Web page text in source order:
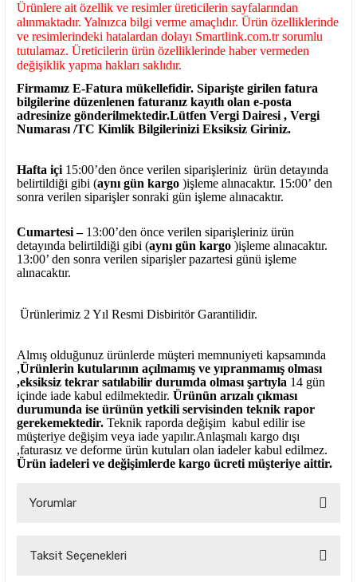
Ürünlere ait özellik ve resimler üreticilerin sayfalarından
alınmaktadır. Yalnızca bilgi verme amaçlıdır. Ürün özelliklerinde
ve resimlerindeki hatalardan dolayı Smartlink.com.tr sorumlu
tutulamaz. Üreticilerin ürün özelliklerinde haber vermeden
değişiklik yapma hakları saklıdır.
Firmamız E-Fatura mükellefidir. Siparişte girilen fatura
bilgilerine düzenlenen faturanız kayıtlı olan e-posta
adresinize gönderilmektedir.Lütfen Vergi Dairesi , Vergi
Numarası /TC Kimlik Bilgilerinizi Eksiksiz Giriniz.
Hafta içi 15:00’den önce verilen siparişleriniz ürün detayında
belirtildiği gibi (aynı gün kargo )işleme alınacaktır. 15:00’ den
sonra verilen siparişler sonraki gün işleme alınacaktır.
Cumartesi – 13:00’den önce verilen siparişleriniz ürün
detayında belirtildiği gibi (aynı gün kargo )işleme alınacaktır.
13:00’ den sonra verilen siparişler pazartesi günü işleme
alınacaktır.
Ürünlerimiz 2 Yıl Resmi Disbiritör Garantilidir.
Almış olduğunuz ürünlerde müşteri memnuniyeti kapsamında
,Ürünlerin kutularının açılmamış ve yıpranmamış olması
,eksiksiz tekrar satılabilir durumda olması şartıyla 14 gün
içinde iade kabul edilmektedir. Ürünün arızalı çıkması
durumunda ise ürünün yetkili servisinden teknik rapor
gerekemektedir. Teknik raporda değişim kabul edilir ise
müşteriye değişim veya iade yapılır.Anlaşmalı kargo dışı
,faturasız ve deforme ürün kutuları olan iadeler kabul edilmez.
Ürün iadeleri ve değişimlerde kargo ücreti müşteriye aittir.
Yorumlar
Taksit Seçenekleri